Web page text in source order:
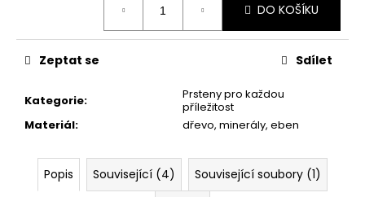
DO KOŠÍKU
Kategorie:
Prsteny pro každou
příležitost
Materiál: dřevo, minerály, eben
Zeptat se Sdílet
Popis Související (4)
Související soubory (1)
u
č
m